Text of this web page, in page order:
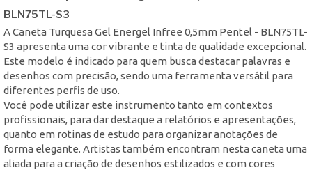
BLN75TL-S3
A Caneta Turquesa Gel Energel Infree 0,5mm Pentel - BLN75TL-
S3 apresenta uma cor vibrante e tinta de qualidade excepcional.
Este modelo é indicado para quem busca destacar palavras e
desenhos com precisão, sendo uma ferramenta versátil para
diferentes perfis de uso.
Você pode utilizar este instrumento tanto em contextos
profissionais, para dar destaque a relatórios e apresentações,
quanto em rotinas de estudo para organizar anotações de
forma elegante. Artistas também encontram nesta caneta uma
aliada para a criação de desenhos estilizados e com cores